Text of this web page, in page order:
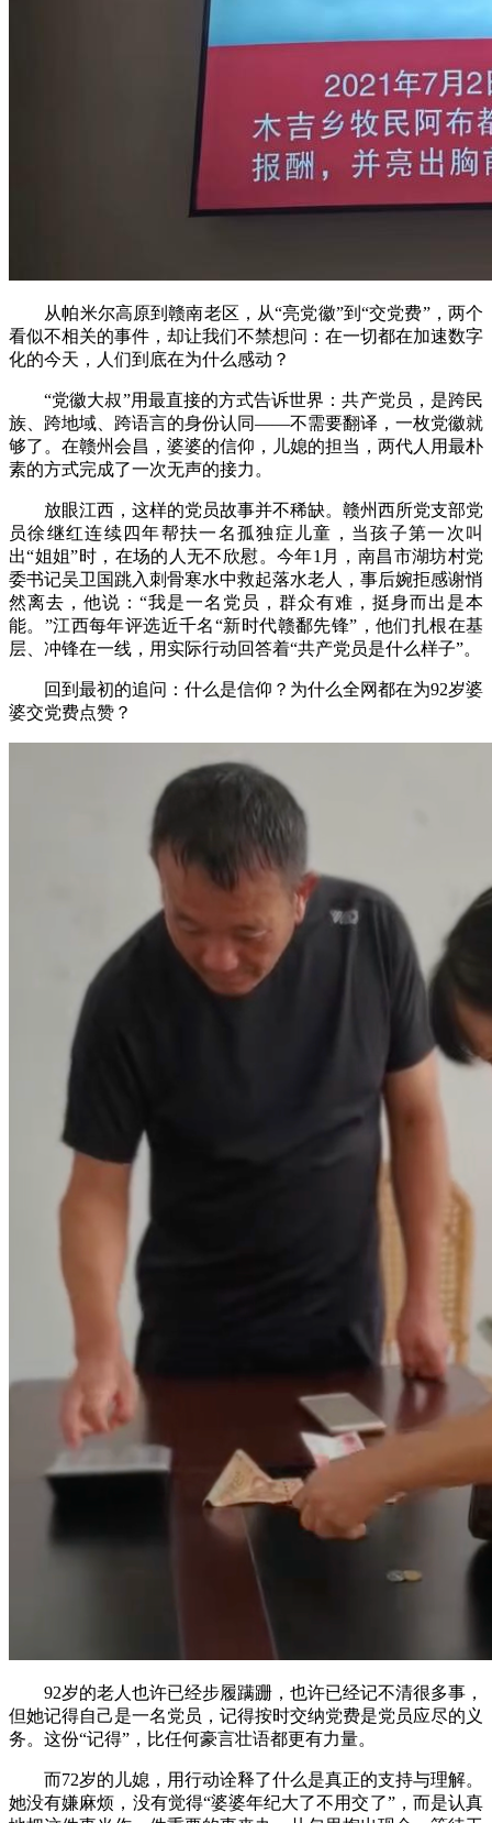
从帕米尔高原到赣南老区，从“亮党徽”到“交党费”，两个
看似不相关的事件，却让我们不禁想问：在一切都在加速数字
化的今天，人们到底在为什么感动？
“党徽大叔”用最直接的方式告诉世界：共产党员，是跨民
族、跨地域、跨语言的身份认同——不需要翻译，一枚党徽就
够了。在赣州会昌，婆婆的信仰，儿媳的担当，两代人用最朴
素的方式完成了一次无声的接力。
放眼江西，这样的党员故事并不稀缺。赣州西所党支部党
员徐继红连续四年帮扶一名孤独症儿童，当孩子第一次叫
出“姐姐”时，在场的人无不欣慰。今年1月，南昌市湖坊村党
委书记吴卫国跳入刺骨寒水中救起落水老人，事后婉拒感谢悄
然离去，他说：“我是一名党员，群众有难，挺身而出是本
能。”江西每年评选近千名“新时代赣鄱先锋”，他们扎根在基
层、冲锋在一线，用实际行动回答着“共产党员是什么样子”。
回到最初的追问：什么是信仰？为什么全网都在为92岁婆
婆交党费点赞？
92岁的老人也许已经步履蹒跚，也许已经记不清很多事，
但她记得自己是一名党员，记得按时交纳党费是党员应尽的义
务。这份“记得”，比任何豪言壮语都更有力量。
而72岁的儿媳，用行动诠释了什么是真正的支持与理解。
她没有嫌麻烦，没有觉得“婆婆年纪大了不用交了”，而是认真